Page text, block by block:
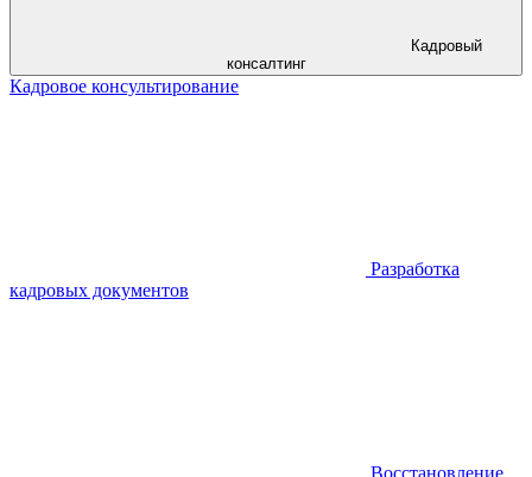
консалтинг
Кадровое консультирование
Разработка
кадровых документов
Восстановление